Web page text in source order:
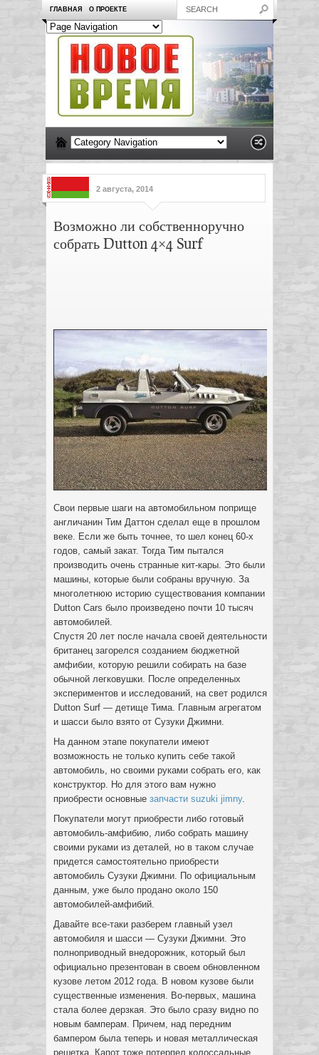
ГЛАВНАЯ О ПРОЕКТЕ
2 августа, 2014
Возможно ли собственноручно
собрать Dutton 4×4 Surf
Свои первые шаги на автомобильном поприще
англичанин Тим Даттон сделал еще в прошлом
веке. Если же быть точнее, то шел конец 60-х
годов, самый закат. Тогда Тим пытался
производить очень странные кит-кары. Это были
машины, которые были собраны вручную. За
многолетнюю историю существования компании
Dutton Cars было произведено почти 10 тысяч
автомобилей.
Спустя 20 лет после начала своей деятельности
британец загорелся созданием бюджетной
амфибии, которую решили собирать на базе
обычной легковушки. После определенных
экспериментов и исследований, на свет родился
Dutton Surf — детище Тима. Главным агрегатом
и шасси было взято от Сузуки Джимни.
На данном этапе покупатели имеют
возможность не только купить себе такой
автомобиль, но своими руками собрать его, как
конструктор. Но для этого вам нужно
приобрести основные запчасти suzuki jimny.
Покупатели могут приобрести либо готовый
автомобиль-амфибию, либо собрать машину
своими руками из деталей, но в таком случае
придется самостоятельно приобрести
автомобиль Сузуки Джимни. По официальным
данным, уже было продано около 150
автомобилей-амфибий.
Давайте все-таки разберем главный узел
автомобиля и шасси — Сузуки Джимни. Это
полноприводный внедорожник, который был
официально презентован в своем обновленном
кузове летом 2012 года. В новом кузове были
существенные изменения. Во-первых, машина
стала более дерзкая. Это было сразу видно по
новым бамперам. Причем, над передним
бампером была теперь и новая металлическая
решетка. Капот тоже потерпел колоссальные